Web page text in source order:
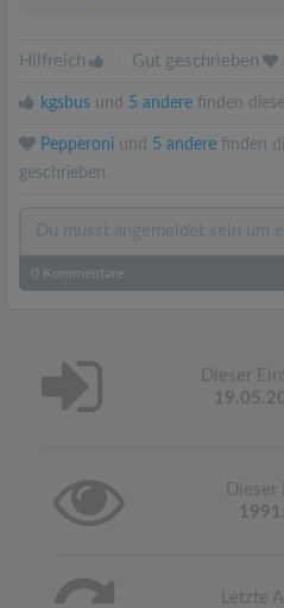
Hilfreich Gut geschrieben
kgsbus und 5 andere finden
Pepperoni und 5 andere finden
geschrieben.
0 Kommentare
Dieser
Dieser
1991
Letzte